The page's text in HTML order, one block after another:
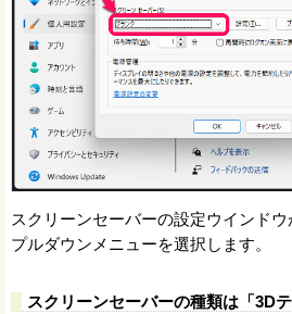
スクリーンセーバーの設定ウインドウ
プルダウンメニューを選択します。
スクリーンセーバーの種類は「3D